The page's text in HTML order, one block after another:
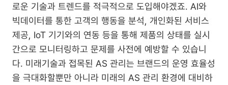
로운 기술과 트렌드를 적극적으로 도입해야겠죠. AI와
빅데이터를 통한 고객의 행동을 분석, 개인화된 서비스
제공, IoT 기기와의 연동 등을 통해 제품의 상태를 실시
간으로 모니터링하고 문제를 사전에 예방할 수 있습니
다. 미래기술과 접목된 AS 관리는 브랜드의 운영 효율성
을 극대화할뿐만 아니라 미래의 AS 관리 환경에 대비하